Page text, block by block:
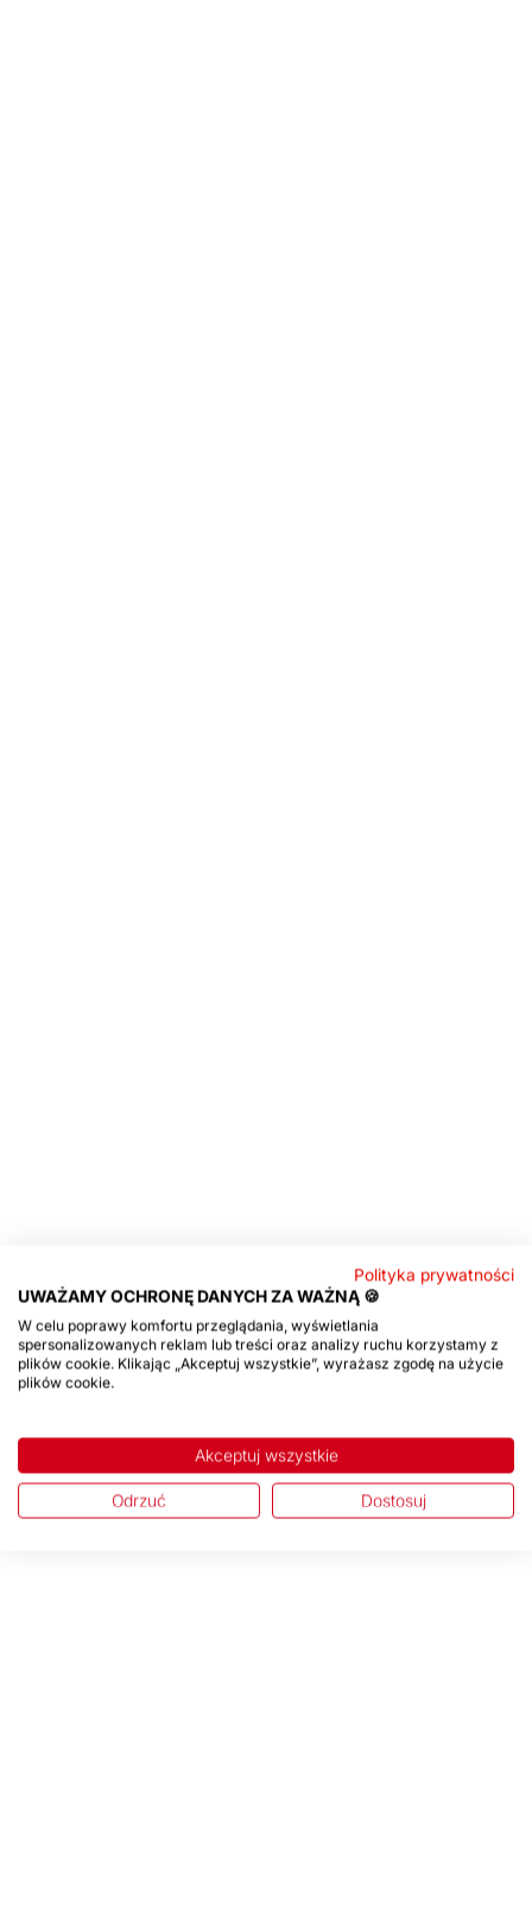
Polityka prywatności
UWAŻAMY OCHRONĘ DANYCH ZA WAŻNĄ 🍪
W celu poprawy komfortu przeglądania, wyświetlania
spersonalizowanych reklam lub treści oraz analizy ruchu korzystamy z
plików cookie. Klikając „Akceptuj wszystkie”, wyrażasz zgodę na użycie
plików cookie.
Akceptuj wszystkie
Odrzuć Dostosuj